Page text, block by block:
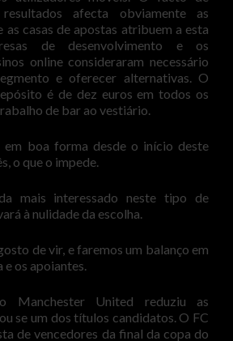
afecta obviamente as
casas de apostas atribuem a esta
de desenvolvimento e os
online consideraram necessário
e oferecer alternativas. O
é de dez euros em todos os
de bar ao vestiário.
em boa forma desde o início deste
o que o impede.
mais interessado neste tipo de
à nulidade da escolha.
de vir, e faremos um balanço em
e os apoiantes.
Manchester United reduziu as
se um dos títulos candidatos. O FC
de vencedores da final da copa do